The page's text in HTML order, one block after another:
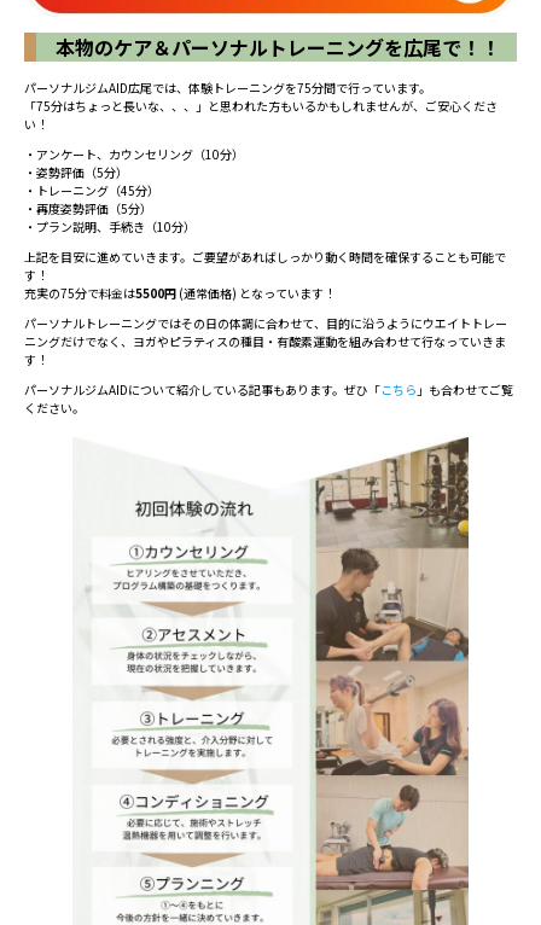
本物のケア＆パーソナルトレーニングを広尾で！！
パーソナルジムAID広尾では、体験トレーニングを75分間で行っています。
「75分はちょっと長いな、、、」と思われた方もいるかもしれませんが、ご安心くださ
い！
・アンケート、カウンセリング（10分）
・姿勢評価（5分）
・トレーニング（45分）
・再度姿勢評価（5分）
・プラン説明、手続き（10分）
上記を目安に進めていきます。ご要望があればしっかり動く時間を確保することも可能で
す！
充実の75分で料金は5500円 (通常価格) となっています！
パーソナルトレーニングではその日の体調に合わせて、目的に沿うようにウエイトトレー
ニングだけでなく、ヨガやピラティスの種目・有酸素運動を組み合わせて行なっていきま
す！
パーソナルジムAIDについて紹介している記事もあります。ぜひ「こちら 」も合わせてご覧
ください。